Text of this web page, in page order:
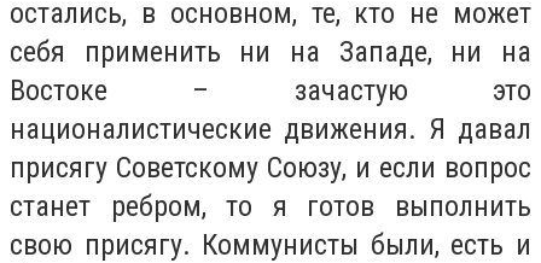
остались, в основном, те, кто не может
себя применить ни на Западе, ни на
Востоке – зачастую это
националистические движения. Я давал
присягу Советскому Союзу, и если вопрос
станет ребром, то я готов выполнить
свою присягу. Коммунисты были, есть и